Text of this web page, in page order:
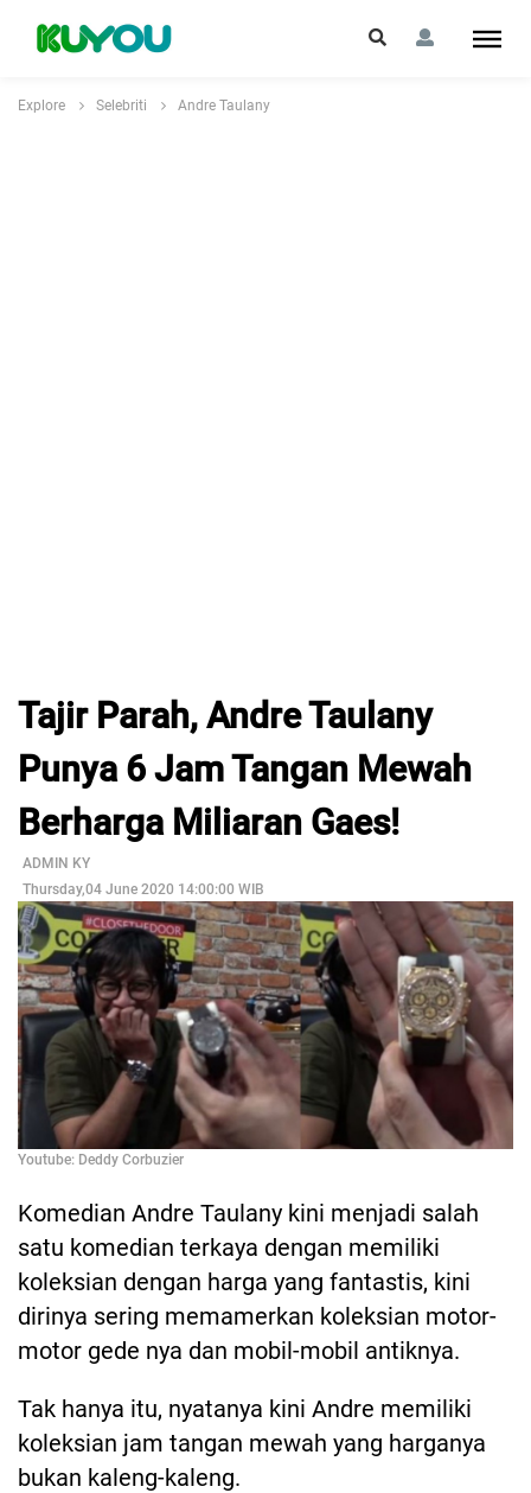
Explore Selebriti Andre Taulany
Tajir Parah, Andre Taulany
Punya 6 Jam Tangan Mewah
Berharga Miliaran Gaes!
ADMIN KY
Thursday,04 June 2020 14:00:00 WIB
Youtube: Deddy Corbuzier
Komedian Andre Taulany kini menjadi salah
satu komedian terkaya dengan memiliki
koleksian dengan harga yang fantastis, kini
dirinya sering memamerkan koleksian motor-
motor gede nya dan mobil-mobil antiknya.
Tak hanya itu, nyatanya kini Andre memiliki
koleksian jam tangan mewah yang harganya
bukan kaleng-kaleng.